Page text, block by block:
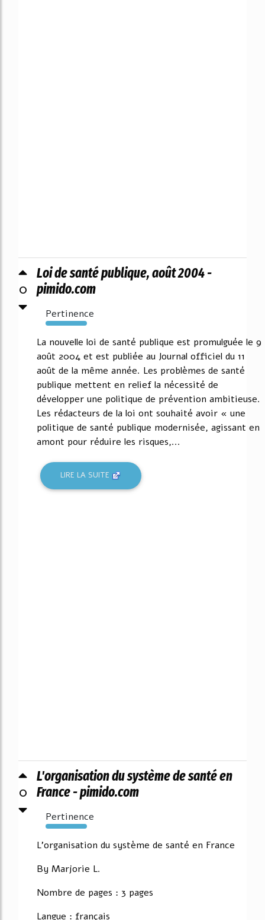
0
Loi de santé publique, août 2004 -
pimido.com
Pertinence
3533%
La nouvelle loi de santé publique est promulguée le 9
août 2004 et est publiée au Journal officiel du 11
août de la même année. Les problèmes de santé
publique mettent en relief la nécessité de
développer une politique de prévention ambitieuse.
Les rédacteurs de la loi ont souhaité avoir « une
politique de santé publique modernisée, agissant en
amont pour réduire les risques,...
LIRE LA SUITE
0
L'organisation du système de santé en
France - pimido.com
Pertinence
2877%
L'organisation du système de santé en France
By Marjorie L.
Nombre de pages : 3 pages
Langue : français